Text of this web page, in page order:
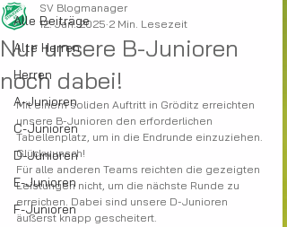
Alle Beiträge
Alte Herren
Herren
A-Junioren
C-Junioren
D-Junioren
E-Junioren
F-Junioren
Nur unsere B-Junioren
noch dabei!
SV Blogmanager
12. Jan. 2025 2 Min. Lesezeit
Mit einem soliden Auftritt in Gröditz erreichten
unsere B-Junioren den erforderlichen
Tabellenplatz, um in die Endrunde einzuziehen.
Glückwunsch!
Für alle anderen Teams reichten die gezeigten
Leistungen nicht, um die nächste Runde zu
erreichen. Dabei sind unsere D-Junioren
äußerst knapp gescheitert.